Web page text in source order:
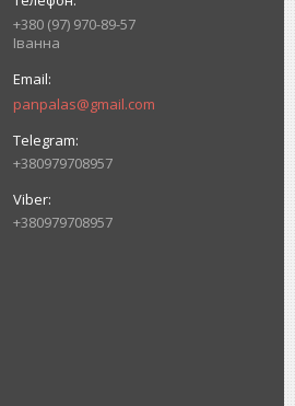
+380 (97) 970-89-57
Іванна
panpalas@gmail.com
+380979708957
+380979708957